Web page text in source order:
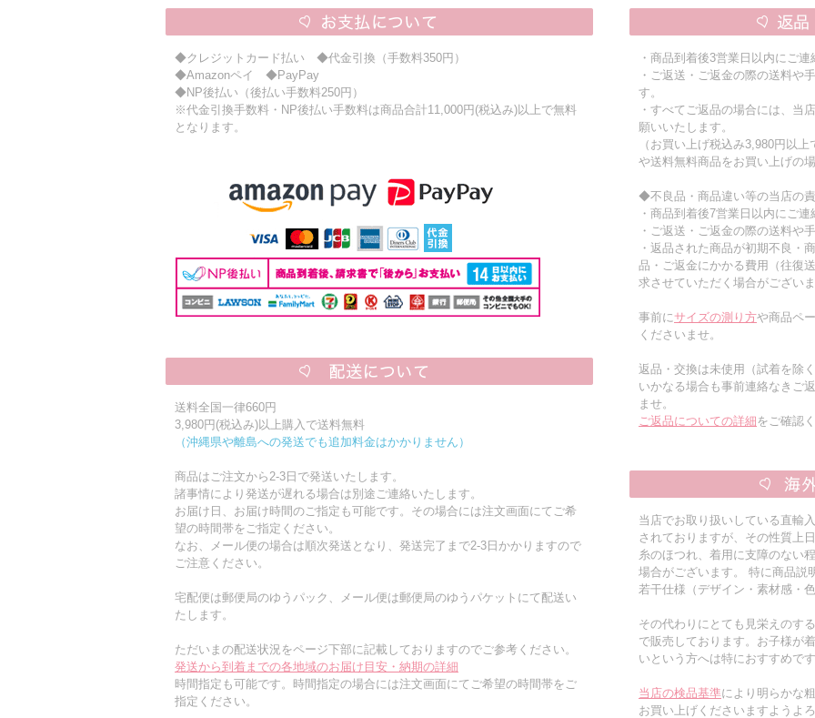
◆クレジットカード払い ◆代金引換（手数料350円）
◆Amazonペイ ◆PayPay
◆NP後払い（後払い手数料250円）
※代金引換手数料・NP後払い手数料は商品合計11,000円(税込み)以上で無料
となります。
送料全国一律660円
3,980円(税込み)以上購入で送料無料
（沖縄県や離島への発送でも追加料金はかかりません）
商品はご注文から2-3日で発送いたします。
諸事情により発送が遅れる場合は別途ご連絡いたします。
お届け日、お届け時間のご指定も可能です。その場合には注文画面にてご希
望の時間帯をご指定ください。
なお、メール便の場合は順次発送となり、発送完了まで2-3日かかりますので
ご注意ください。
宅配便は郵便局のゆうパック、メール便は郵便局のゆうパケットにて配送い
たします。
ただいまの配送状況をページ下部に記載しておりますのでご参考ください。
発送から到着までの各地域のお届け目安・納期の詳細
時間指定も可能です。時間指定の場合には注文画面にてご希望の時間帯をご
指定ください。
・商品到着後3営業日以内にご
・ご返送・ご返金の際の送料や
す。
・すべてご返品の場合には、当
願いいたします。
（お買い上げ税込み3,980円以
や送料無料商品をお買い上げの
◆不良品・商品違い等の当店の
・商品到着後7営業日以内にご
・ご返送・ご返金の際の送料や
・返品された商品が初期不良・
品・ご返金にかかる費用（往復
求させていただく場合がござい
事前にサイズの測り方や商品ペ
くださいませ。
返品・交換は未使用（試着を除
いかなる場合も事前連絡なきご
ませ。
ご返品についての詳細をご確認
当店でお取り扱いしている直輸
されておりますが、その性質上
糸のほつれ、着用に支障のない
場合がございます。 特に商品説
若干仕様（デザイン・素材感・
その代わりにとても見栄えのす
で販売しております。お子様が
いという方へは特におすすめで
当店の検品基準により明らかな
お買い上げくださいますようよ